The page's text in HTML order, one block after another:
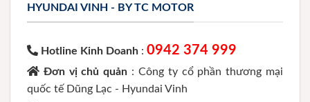
HYUNDAI VINH - BY TC MOTOR
Hotline Kinh Doanh : 0942 374 999
Đơn vị chủ quản : Công ty cổ phần thương mại
quốc tế Dũng Lạc - Hyundai Vinh